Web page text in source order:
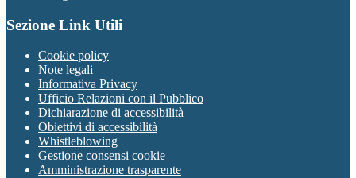
Sezione Link Utili
Cookie policy
Note legali
Informativa Privacy
Ufficio Relazioni con il Pubblico
Dichiarazione di accessibilità
Obiettivi di accessibilità
Whistleblowing
Gestione consensi cookie
Amministrazione trasparente